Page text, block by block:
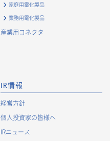
家庭用電化製品
業務用電化製品
産業用コネクタ
IR情報
経営方針
個人投資家の皆様へ
IRニュース